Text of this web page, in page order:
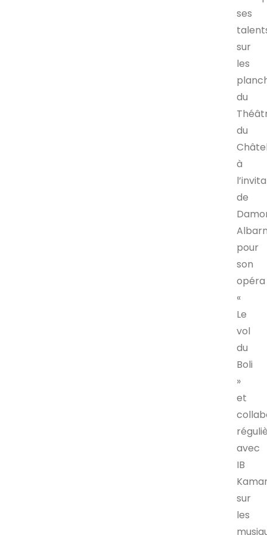
ses
sur
les
du
du
à
de
pour
son
opéra
«
Le
vol
du
Boli
»
et
avec
IB
sur
les